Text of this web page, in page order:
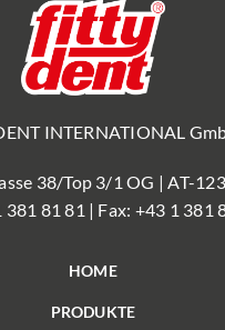
INTERNATIONAL
38/Top 3/1 OG | AT-
381 81 81 | Fax: +43 1 381
HOME
PRODUKTE